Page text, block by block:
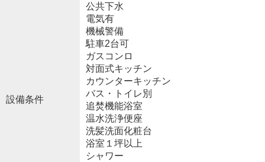
設備条件
公共下水
電気有
機械警備
駐車2台可
ガスコンロ
対面式キッチン
カウンターキッチン
バス・トイレ別
追焚機能浴室
温水洗浄便座
洗髪洗面化粧台
浴室１坪以上
シャワー